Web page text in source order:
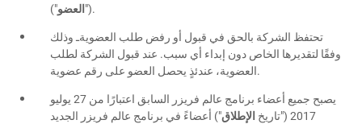
("العضو ").
تحتفظ الشركة بالحق في قبول أو رفض طلب العضويةـ وذلك
وفقًا لتقديرها الخاص دون إبداء أي سبب. عند قبول الشركة لطلب
العضوية، عندئذٍ يحصل العضو على رقم عضوية.
يصبح جميع أعضاء برنامج عالم فريزر السابق اعتبارًا من 27 يوليو
2017 ("تاريخ
الإطلاق") أعضاءً في برنامج عالم فريزر الجديد